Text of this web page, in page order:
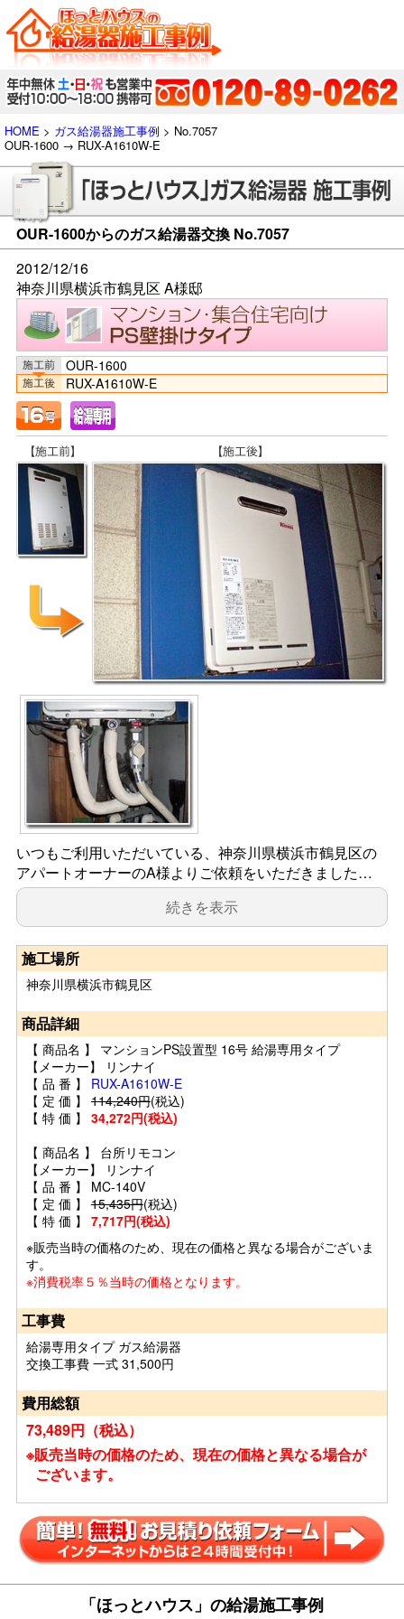
HOME > ガス給湯器施工事例 > No.7057
OUR-1600 → RUX-A1610W-E
OUR-1600からのガス給湯器交換 No.7057
2012/12/16
神奈川県横浜市鶴見区 A様邸
OUR-1600
RUX-A1610W-E
いつもご利用いただいている、神奈川県横浜市鶴見区の
アパートオーナーのA様よりご依頼をいただきました…
続きを表示
施工場所
神奈川県横浜市鶴見区
商品詳細
【 商品名 】 マンションPS設置型 16号 給湯専用タイプ
【メーカー】 リンナイ
【 品 番 】 RUX-A1610W-E
【 定 価 】 114,240円(税込)
【 特 価 】 34,272円(税込)
【 商品名 】 台所リモコン
【メーカー】 リンナイ
【 品 番 】 MC-140V
【 定 価 】 15,435円(税込)
【 特 価 】 7,717円(税込)
※販売当時の価格のため、現在の価格と異なる場合がございま
す。
※消費税率５％当時の価格となります。
工事費
給湯専用タイプ ガス給湯器
交換工事費 一式 31,500円
費用総額
73,489円（税込）
※販売当時の価格のため、現在の価格と異なる場合が
ございます。
「ほっとハウス」の給湯施工事例